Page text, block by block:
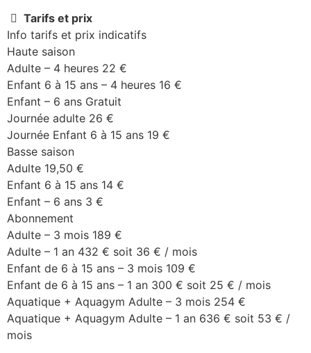
Tarifs et prix
Info tarifs et prix indicatifs
Haute saison
Adulte – 4 heures 22 €
Enfant 6 à 15 ans – 4 heures 16 €
Enfant – 6 ans Gratuit
Journée adulte 26 €
Journée Enfant 6 à 15 ans 19 €
Basse saison
Adulte 19,50 €
Enfant 6 à 15 ans 14 €
Enfant – 6 ans 3 €
Abonnement
Adulte – 3 mois 189 €
Adulte – 1 an 432 € soit 36 € / mois
Enfant de 6 à 15 ans – 3 mois 109 €
Enfant de 6 à 15 ans – 1 an 300 € soit 25 € / mois
Aquatique + Aquagym Adulte – 3 mois 254 €
Aquatique + Aquagym Adulte – 1 an 636 € soit 53 € /
mois